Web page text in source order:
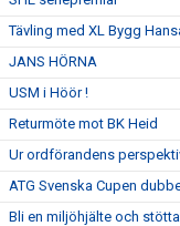
Tävling med XL Bygg
JANS HÖRNA
USM i Höör !
Returmöte mot BK Heid
Ur ordförandens
ATG Svenska Cupen
Bli en miljöhjälte och